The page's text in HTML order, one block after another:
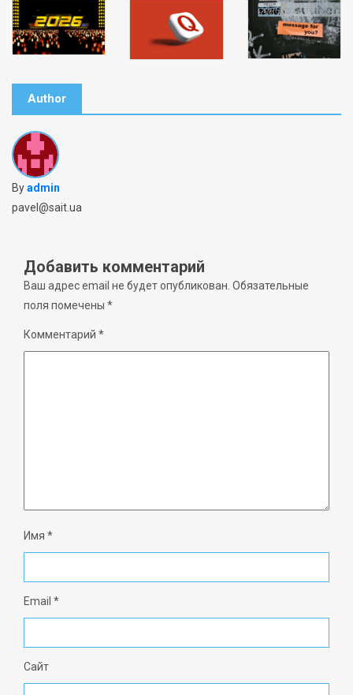
Author
Byadmin
pavel@sait.ua
Добавить комментарий
Ваш адрес email не будет опубликован. Обязательные
поля помечены *
Комментарий *
Имя *
Email *
Сайт